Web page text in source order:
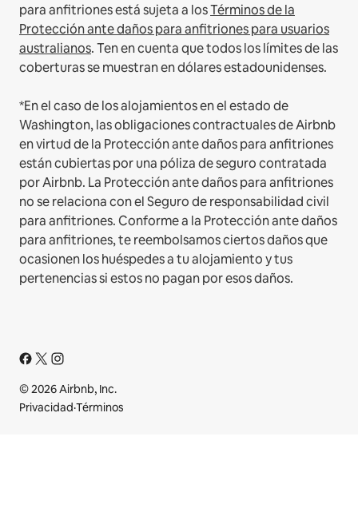
para anfitriones está sujeta a losTérminos de la
Protección ante daños para anfitriones para usuarios
australianos. Ten en cuenta que todos los límites de las
coberturas se muestran en dólares estadounidenses.
*En el caso de los alojamientos en el estado de
Washington, las obligaciones contractuales de Airbnb
en virtud de la Protección ante daños para anfitriones
están cubiertas por una póliza de seguro contratada
por Airbnb. La Protección ante daños para anfitriones
no se relaciona con el Seguro de responsabilidad civil
para anfitriones. Conforme a la Protección ante daños
para anfitriones, te reembolsamos ciertos daños que
ocasionen los huéspedes a tu alojamiento y tus
pertenencias si estos no pagan por esos daños.
© 2026 Airbnb, Inc.
Privacidad·Términos